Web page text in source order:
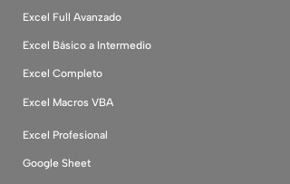
Excel Full Avanzado
Excel Básico a Intermedio
Excel Completo
Excel Macros VBA
Excel Profesional
Google Sheet